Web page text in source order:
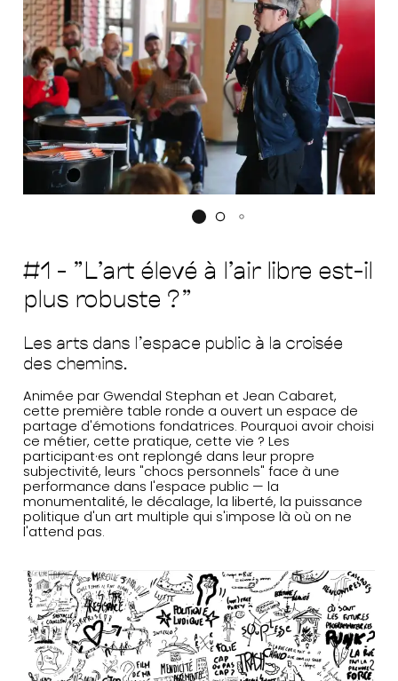
#1 - "L'art élevé à l'air libre est-il
plus robuste ?"
Les arts dans l'espace public à la croisée
des chemins.
Animée par Gwendal Stephan et Jean Cabaret,
cette première table ronde a ouvert un espace de
partage d'émotions fondatrices. Pourquoi avoir choisi
ce métier, cette pratique, cette vie ? Les
participant·es ont replongé dans leur propre
subjectivité, leurs "chocs personnels" face à une
performance dans l'espace public — la
monumentalité, le décalage, la liberté, la puissance
politique d'un art multiple qui s'impose là où on ne
l'attend pas.
Actualités
Contact
Newsletter